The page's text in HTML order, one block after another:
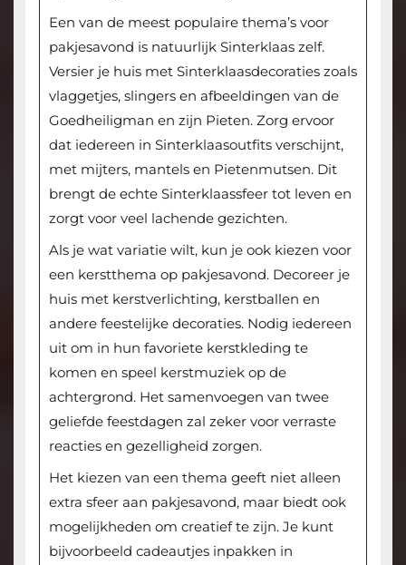
Een van de meest populaire thema’s voor
pakjesavond is natuurlijk Sinterklaas zelf.
Versier je huis met Sinterklaasdecoraties zoals
vlaggetjes, slingers en afbeeldingen van de
Goedheiligman en zijn Pieten. Zorg ervoor
dat iedereen in Sinterklaasoutfits verschijnt,
met mijters, mantels en Pietenmutsen. Dit
brengt de echte Sinterklaassfeer tot leven en
zorgt voor veel lachende gezichten.
Als je wat variatie wilt, kun je ook kiezen voor
een kerstthema op pakjesavond. Decoreer je
huis met kerstverlichting, kerstballen en
andere feestelijke decoraties. Nodig iedereen
uit om in hun favoriete kerstkleding te
komen en speel kerstmuziek op de
achtergrond. Het samenvoegen van twee
geliefde feestdagen zal zeker voor verraste
reacties en gezelligheid zorgen.
Het kiezen van een thema geeft niet alleen
extra sfeer aan pakjesavond, maar biedt ook
mogelijkheden om creatief te zijn. Je kunt
bijvoorbeeld cadeautjes inpakken in